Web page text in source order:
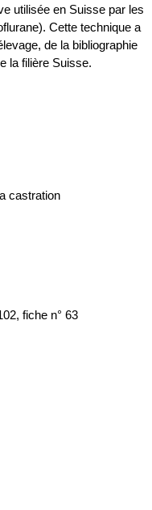
utilisée en Suisse par les
Cette technique a
de la bibliographie
la filière Suisse.
castration
fiche n° 63